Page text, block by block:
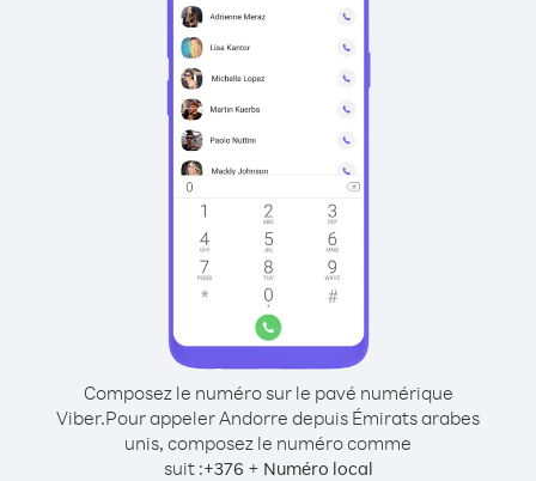
Composez le numéro sur le pavé numérique
Viber.Pour appeler Andorre depuis Émirats arabes
unis, composez le numéro comme
suit :+376 + Numéro local